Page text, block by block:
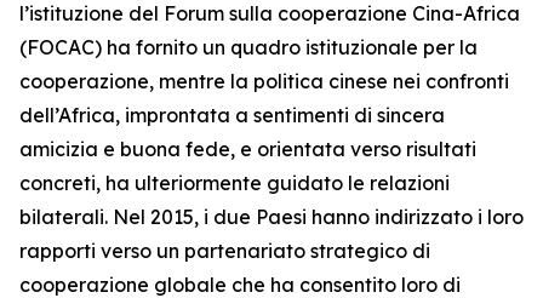
l’istituzione del Forum sulla cooperazione Cina-Africa
(FOCAC) ha fornito un quadro istituzionale per la
cooperazione, mentre la politica cinese nei confronti
dell’Africa, improntata a sentimenti di sincera
amicizia e buona fede, e orientata verso risultati
concreti, ha ulteriormente guidato le relazioni
bilaterali. Nel 2015, i due Paesi hanno indirizzato i loro
rapporti verso un partenariato strategico di
cooperazione globale che ha consentito loro di